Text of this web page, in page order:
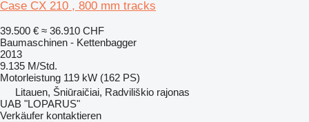
Case CX 210 , 800 mm tracks
39.500 € ≈ 36.910 CHF
Baumaschinen - Kettenbagger
2013
9.135 M/Std.
Motorleistung 119 kW (162 PS)
Litauen, Šniūraičiai, Radviliškio rajonas
UAB "LOPARUS"
Verkäufer kontaktieren